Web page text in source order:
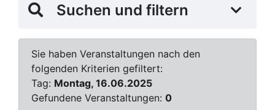
Suchen und filtern
Sie haben Veranstaltungen nach den
folgenden Kriterien gefiltert:
Tag: Montag, 16.06.2025
Gefundene Veranstaltungen: 0